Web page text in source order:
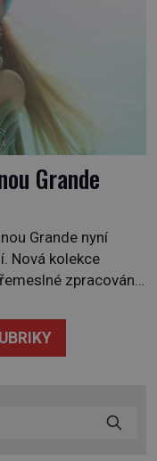
Grande
Grande nyní
Nová kolekce
zpracování
rafinovaně.
a zpěvačkou a